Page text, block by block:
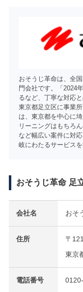
おそうじ革命は、全
門会社です。「2024
るなど、丁寧な対応
東京都足立区に事業
は、東京都を中心に
リーニングはもちろ
など幅広い案件に対
岐にわたるサービスを
おそうじ革命 足
会社名 おそ
住所
〒
東京
電話番号